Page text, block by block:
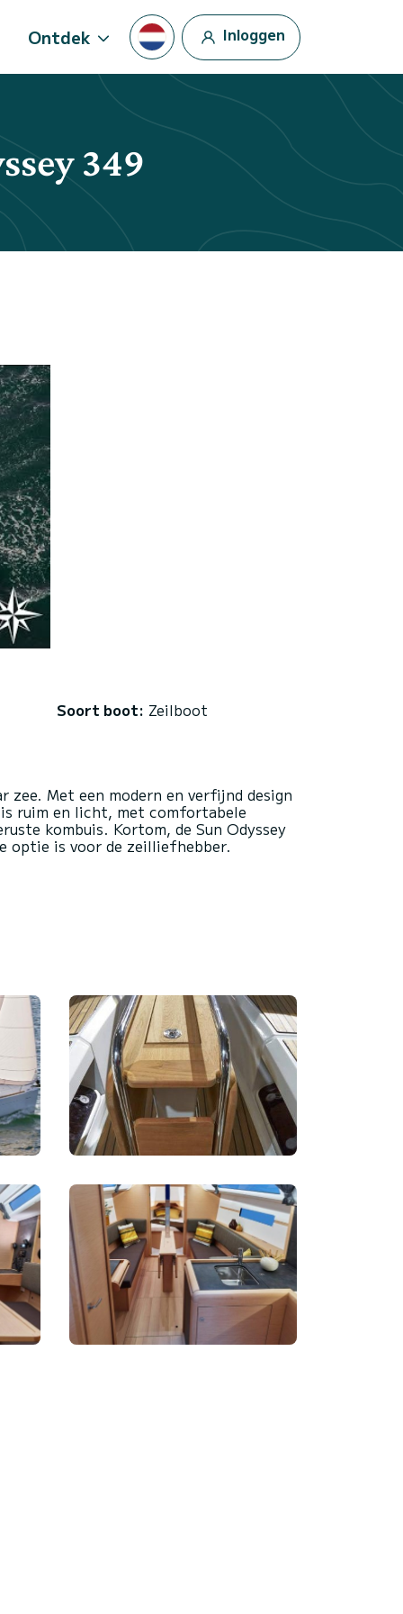
Ontdek Inloggen
349
Soort boot: Zeilboot
zee. Met een modern en verfijnd design
ruim en licht, met comfortabele
kombuis. Kortom, de Sun Odyssey